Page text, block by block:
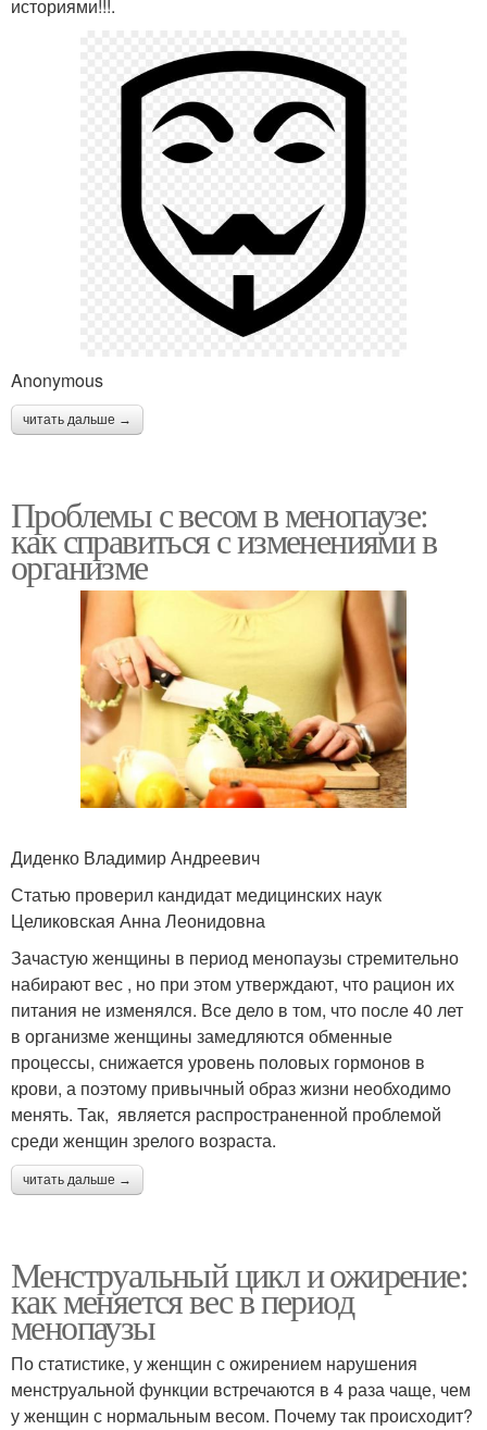
историями!!!.
Anonymous
читать дальше →
Проблемы с весом в менопаузе:
как справиться с изменениями в
организме
Диденко Владимир Андреевич
Статью проверил кандидат медицинских наук
Целиковская Анна Леонидовна
Зачастую женщины в период менопаузы стремительно
набирают вес , но при этом утверждают, что рацион их
питания не изменялся. Все дело в том, что после 40 лет
в организме женщины замедляются обменные
процессы, снижается уровень половых гормонов в
крови, а поэтому привычный образ жизни необходимо
менять. Так, является распространенной проблемой
среди женщин зрелого возраста.
читать дальше →
Менструальный цикл и ожирение:
как меняется вес в период
менопаузы
По статистике, у женщин с ожирением нарушения
менструальной функции встречаются в 4 раза чаще, чем
у женщин с нормальным весом. Почему так происходит?